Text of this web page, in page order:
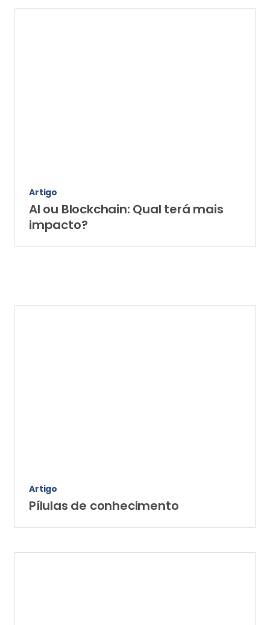
Artigo
AI ou Blockchain: Qual terá mais
impacto?
Artigo
Pílulas de conhecimento